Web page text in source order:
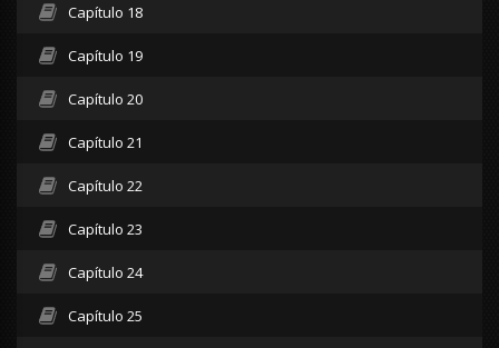
Capítulo 18
Capítulo 19
Capítulo 20
Capítulo 21
Capítulo 22
Capítulo 23
Capítulo 24
Capítulo 25